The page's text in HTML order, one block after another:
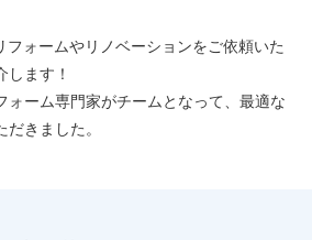
フォームやリノベーションをご依頼いた
します！
ォーム専門家がチームとなって、最適な
きました。